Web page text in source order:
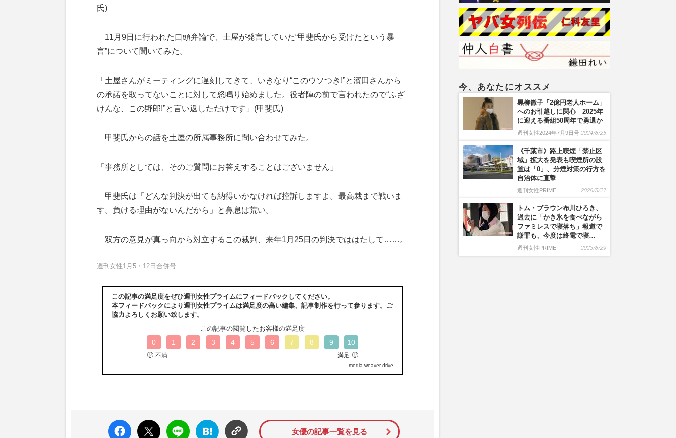
氏)
11月9日に行われた口頭弁論で、土屋が発言していた“甲斐氏から受けたという暴
言”について聞いてみた。
「土屋さんがミーティングに遅刻してきて、いきなり“このウソつき!”と濱田さんから
の承諾を取ってないことに対して怒鳴り始めました。役者陣の前で言われたので“ふざ
けんな、この野郎!”と言い返しただけです」(甲斐氏)
甲斐氏からの話を土屋の所属事務所に問い合わせてみた。
「事務所としては、そのご質問にお答えすることはございません」
甲斐氏は「どんな判決が出ても納得いかなければ控訴しますよ。最高裁まで戦いま
す。負ける理由がないんだから」と鼻息は荒い。
双方の意見が真っ向から対立するこの裁判、来年1月25日の判決でははたして……。
週刊女性1月5・12日合併号
この記事の満足度をぜひ週刊女性プライムにフィードバックしてください。
本フィードバックにより週刊女性プライムは満足度の高い編集、記事制作を行って参ります。ご
協力よろしくお願い致します。
この記事の閲覧したお客様の満足度
0 1 2 3 4 5 6 7 8 9 10
🙁 不満 満足 🙂
media weaver drive
faceboo
k いい
X ポス
ト
LINE
はてな
ブック
女優の記事一覧を見る
今、あなたにオススメ
黒柳徹子「2億円老人ホーム」
へのお引越しに関心 2025年
に迎える番組50周年で勇退か
週刊女性2024年7月9日号 2024/6/25
《千葉市》路上喫煙「禁止区
域」拡大を発表も喫煙所の設
置は「0」、分煙対策の行方を
自治体に直撃
週刊女性PRIME 2026/5/27
トム・ブラウン布川ひろき、
過去に「かき氷を食べながら
ファミレスで寝落ち」報道で
謝罪も、今度は終電で寝…
週刊女性PRIME 2023/6/29